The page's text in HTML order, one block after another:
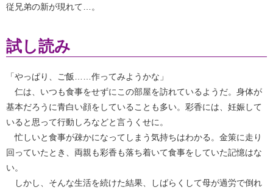
従兄弟の新が現れて…。
試し読み
「やっぱり、ご飯……作ってみようかな」
仁は、いつも食事をせずにこの部屋を訪れているようだ。身体が
基本だろうに青白い顔をしていることも多い。彩香には、妊娠して
いると思って行動しろなどと言うくせに。
忙しいと食事が疎かになってしまう気持ちはわかる。金策に走り
回っていたとき、両親も彩香も落ち着いて食事をしていた記憶はな
い。
しかし、そんな生活を続けた結果、しばらくして母が過労で倒れ